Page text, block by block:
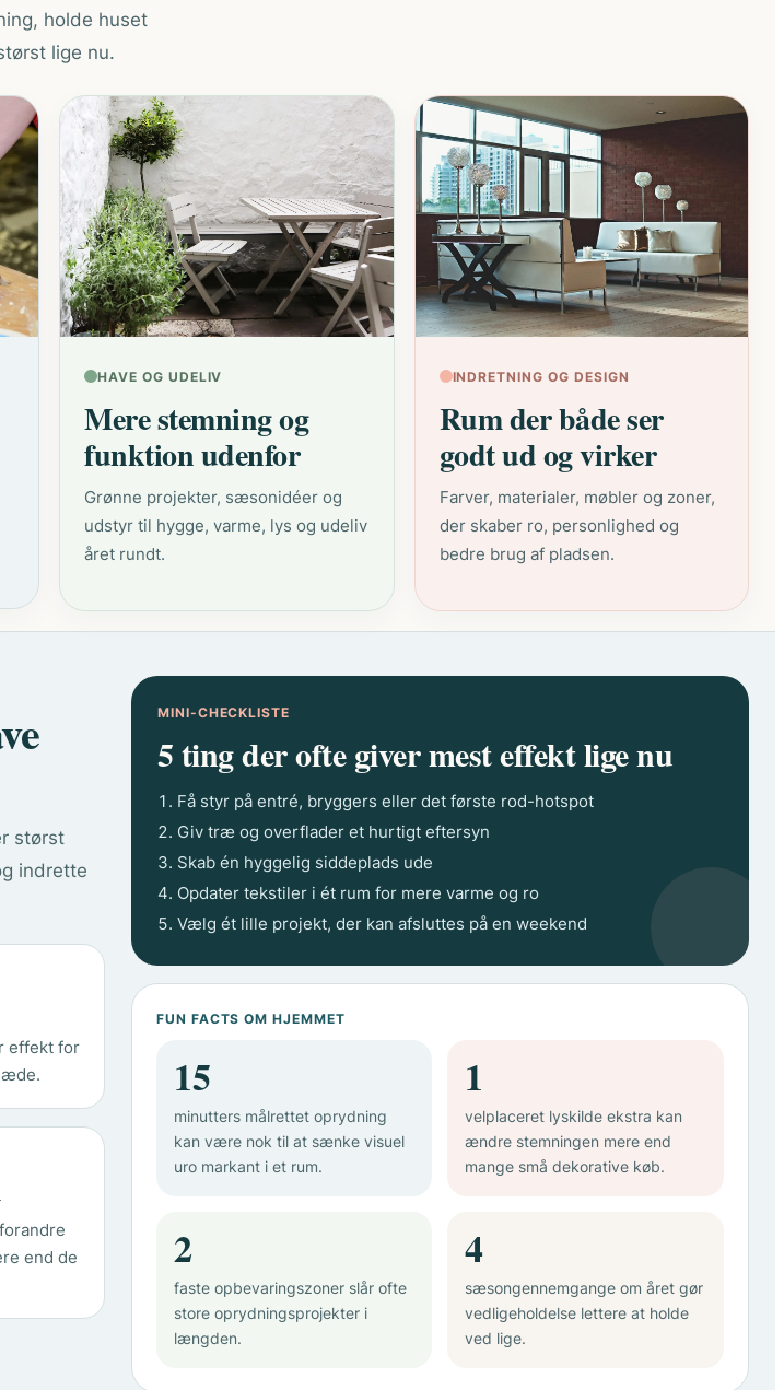
holde huset
lige nu.
HAVE OG UDELIV
Mere stemning og
funktion udenfor
Grønne projekter, sæsonidéer og
udstyr til hygge, varme, lys og udeliv
året rundt.
INDRETNING OG DESIGN
Rum der både ser
godt ud og virker
Farver, materialer, møbler og zoner,
der skaber ro, personlighed og
bedre brug af pladsen.
størst
indrette
effekt for
end de
MINI-CHECKLISTE
5 ting der ofte giver mest effekt lige nu
Få styr på entré, bryggers eller det første rod-hotspot
Giv træ og overflader et hurtigt eftersyn
Skab én hyggelig siddeplads ude
Opdater tekstiler i ét rum for mere varme og ro
Vælg ét lille projekt, der kan afsluttes på en weekend
FUN FACTS OM HJEMMET
15
minutters målrettet oprydning
kan være nok til at sænke visuel
uro markant i et rum.
1
velplaceret lyskilde ekstra kan
ændre stemningen mere end
mange små dekorative køb.
2
faste opbevaringszoner slår ofte
store oprydningsprojekter i
længden.
4
sæsongennemgange om året gør
vedligeholdelse lettere at holde
ved lige.